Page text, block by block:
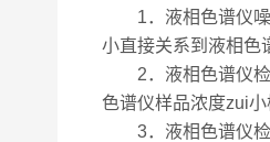
1．液相色谱仪噪
小直接关系到液相色
2．液相色谱仪检
色谱仪样品浓度zui小
3．液相色谱仪检